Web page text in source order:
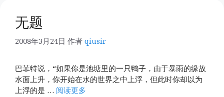
无题
2008年3月24日 作者 qiusir
巴菲特说，“如果你是池塘里的一只鸭子，由于暴雨的缘故
水面上升，你开始在水的世界之中上浮，但此时你却以为
上浮的是 … 阅读更多